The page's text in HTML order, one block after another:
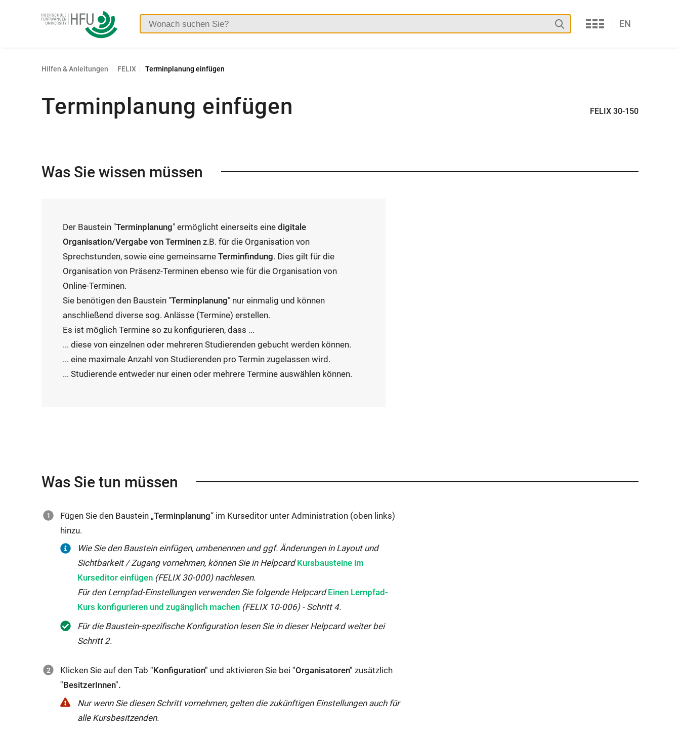
Hochschule
Furtwangen
Suchen
Services
EN
Hilfen & Anleitungen FELIX Terminplanung einfügen
Terminplanung einfügen FELIX 30-150
Was Sie wissen müssen
Der Baustein "Terminplanung" ermöglicht einerseits einedigitale
Organisation/Vergabe von Terminen z.B. für die Organisation von
Sprechstunden, sowie eine gemeinsameTerminfindung. Dies gilt für die
Organisation von Präsenz-Terminen ebenso wie für die Organisation von
Online-Terminen.
Sie benötigen den Baustein "Terminplanung" nur einmalig und können
anschließend diverse sog. Anlässe (Termine) erstellen.
Es ist möglich Termine so zu konfigurieren, dass ...
... diese von einzelnen oder mehreren Studierenden gebucht werden können.
... eine maximale Anzahl von Studierenden pro Termin zugelassen wird.
... Studierende entweder nur einen oder mehrere Termine auswählen können.
Was Sie tun müssen
Fügen Sie den Baustein „Terminplanung“ im Kurseditor unter Administration (oben links)
hinzu.
Wie Sie den Baustein einfügen, umbenennen und ggf. Änderungen in Layout und
Sichtbarkeit / Zugang vornehmen, können Sie in HelpcardInterner
öffnet
sich
Kursbausteine im
Kurseditor einfügen (FELIX 30-000) nachlesen.
Für den Lernpfad-Einstellungen verwenden Sie folgende HelpcardInterner
Link
öffnet
gleichen
Einen Lernpfad-
Kurs konfigurieren und zugänglich machen (FELIX 10-006) - Schritt 4.
Für die Baustein-spezifische Konfiguration lesen Sie in dieser Helpcard weiter bei
Schritt 2.
Klicken Sie auf den Tab"Konfiguration" und aktivieren Sie bei"Organisatoren" zusätzlich
"BesitzerInnen".
Nur wenn Sie diesen Schritt vornehmen, gelten die zukünftigen Einstellungen auch für
alle Kursbesitzenden.